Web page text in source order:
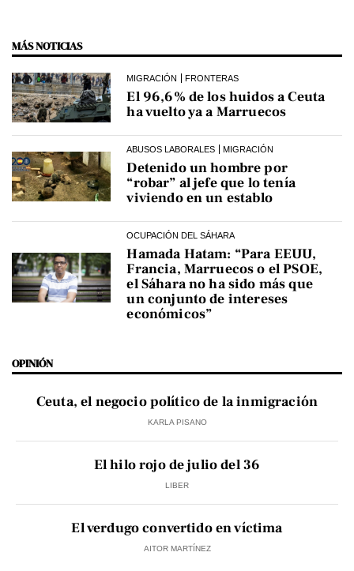
MÁS NOTICIAS
MIGRACIÓN FRONTERAS
El 96,6% de los huidos a Ceuta
ha vuelto ya a Marruecos
ABUSOS LABORALES MIGRACIÓN
Detenido un hombre por
“robar” al jefe que lo tenía
viviendo en un establo
OCUPACIÓN DEL SÁHARA
Hamada Hatam: “Para EEUU,
Francia, Marruecos o el PSOE,
el Sáhara no ha sido más que
un conjunto de intereses
económicos”
OPINIÓN
Ceuta, el negocio político de la inmigración
KARLA PISANO
El hilo rojo de julio del 36
LIBER
El verdugo convertido en víctima
AITOR MARTÍNEZ